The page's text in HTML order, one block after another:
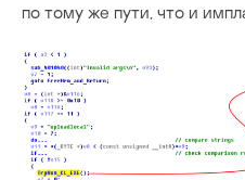
по тому же пути, что и